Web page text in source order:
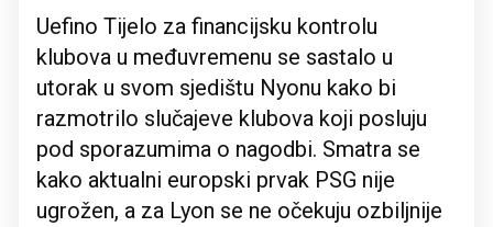
Uefino Tijelo za financijsku kontrolu
klubova u međuvremenu se sastalo u
utorak u svom sjedištu Nyonu kako bi
razmotrilo slučajeve klubova koji posluju
pod sporazumima o nagodbi. Smatra se
kako aktualni europski prvak PSG nije
ugrožen, a za Lyon se ne očekuju ozbiljnije